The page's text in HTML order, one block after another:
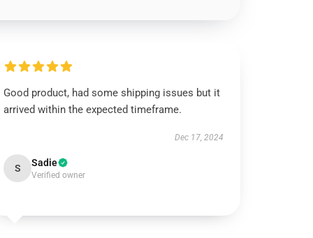
Good product, had some shipping issues but it
arrived within the expected timeframe.
Dec 17, 2024
S Sadie
Verified owner